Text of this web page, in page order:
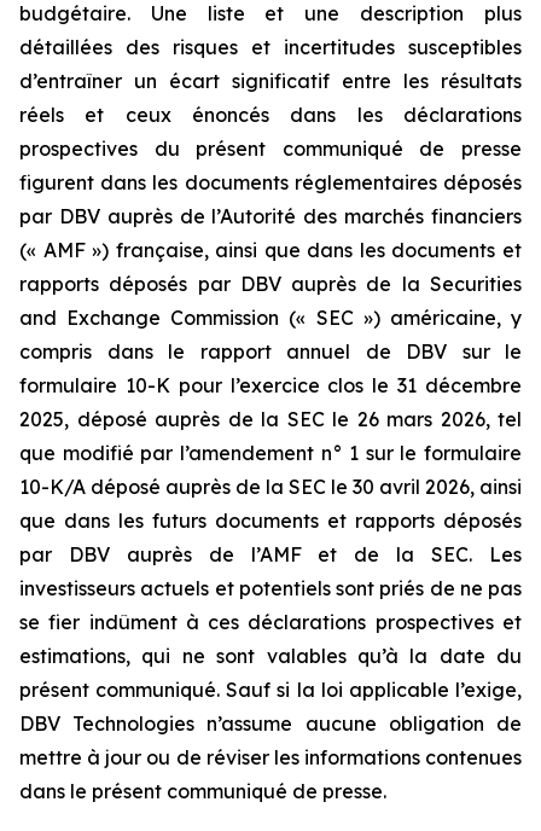
budgétaire. Une liste et une description plus
détaillées des risques et incertitudes susceptibles
d’entraîner un écart significatif entre les résultats
réels et ceux énoncés dans les déclarations
prospectives du présent communiqué de presse
figurent dans les documents réglementaires déposés
par DBV auprès de l’Autorité des marchés financiers
(« AMF ») française, ainsi que dans les documents et
rapports déposés par DBV auprès de la Securities
and Exchange Commission (« SEC ») américaine, y
compris dans le rapport annuel de DBV sur le
formulaire 10-K pour l’exercice clos le 31 décembre
2025, déposé auprès de la SEC le 26 mars 2026, tel
que modifié par l’amendement n° 1 sur le formulaire
10-K/A déposé auprès de la SEC le 30 avril 2026, ainsi
que dans les futurs documents et rapports déposés
par DBV auprès de l’AMF et de la SEC. Les
investisseurs actuels et potentiels sont priés de ne pas
se fier indûment à ces déclarations prospectives et
estimations, qui ne sont valables qu’à la date du
présent communiqué. Sauf si la loi applicable l’exige,
DBV Technologies n’assume aucune obligation de
mettre à jour ou de réviser les informations contenues
dans le présent communiqué de presse.